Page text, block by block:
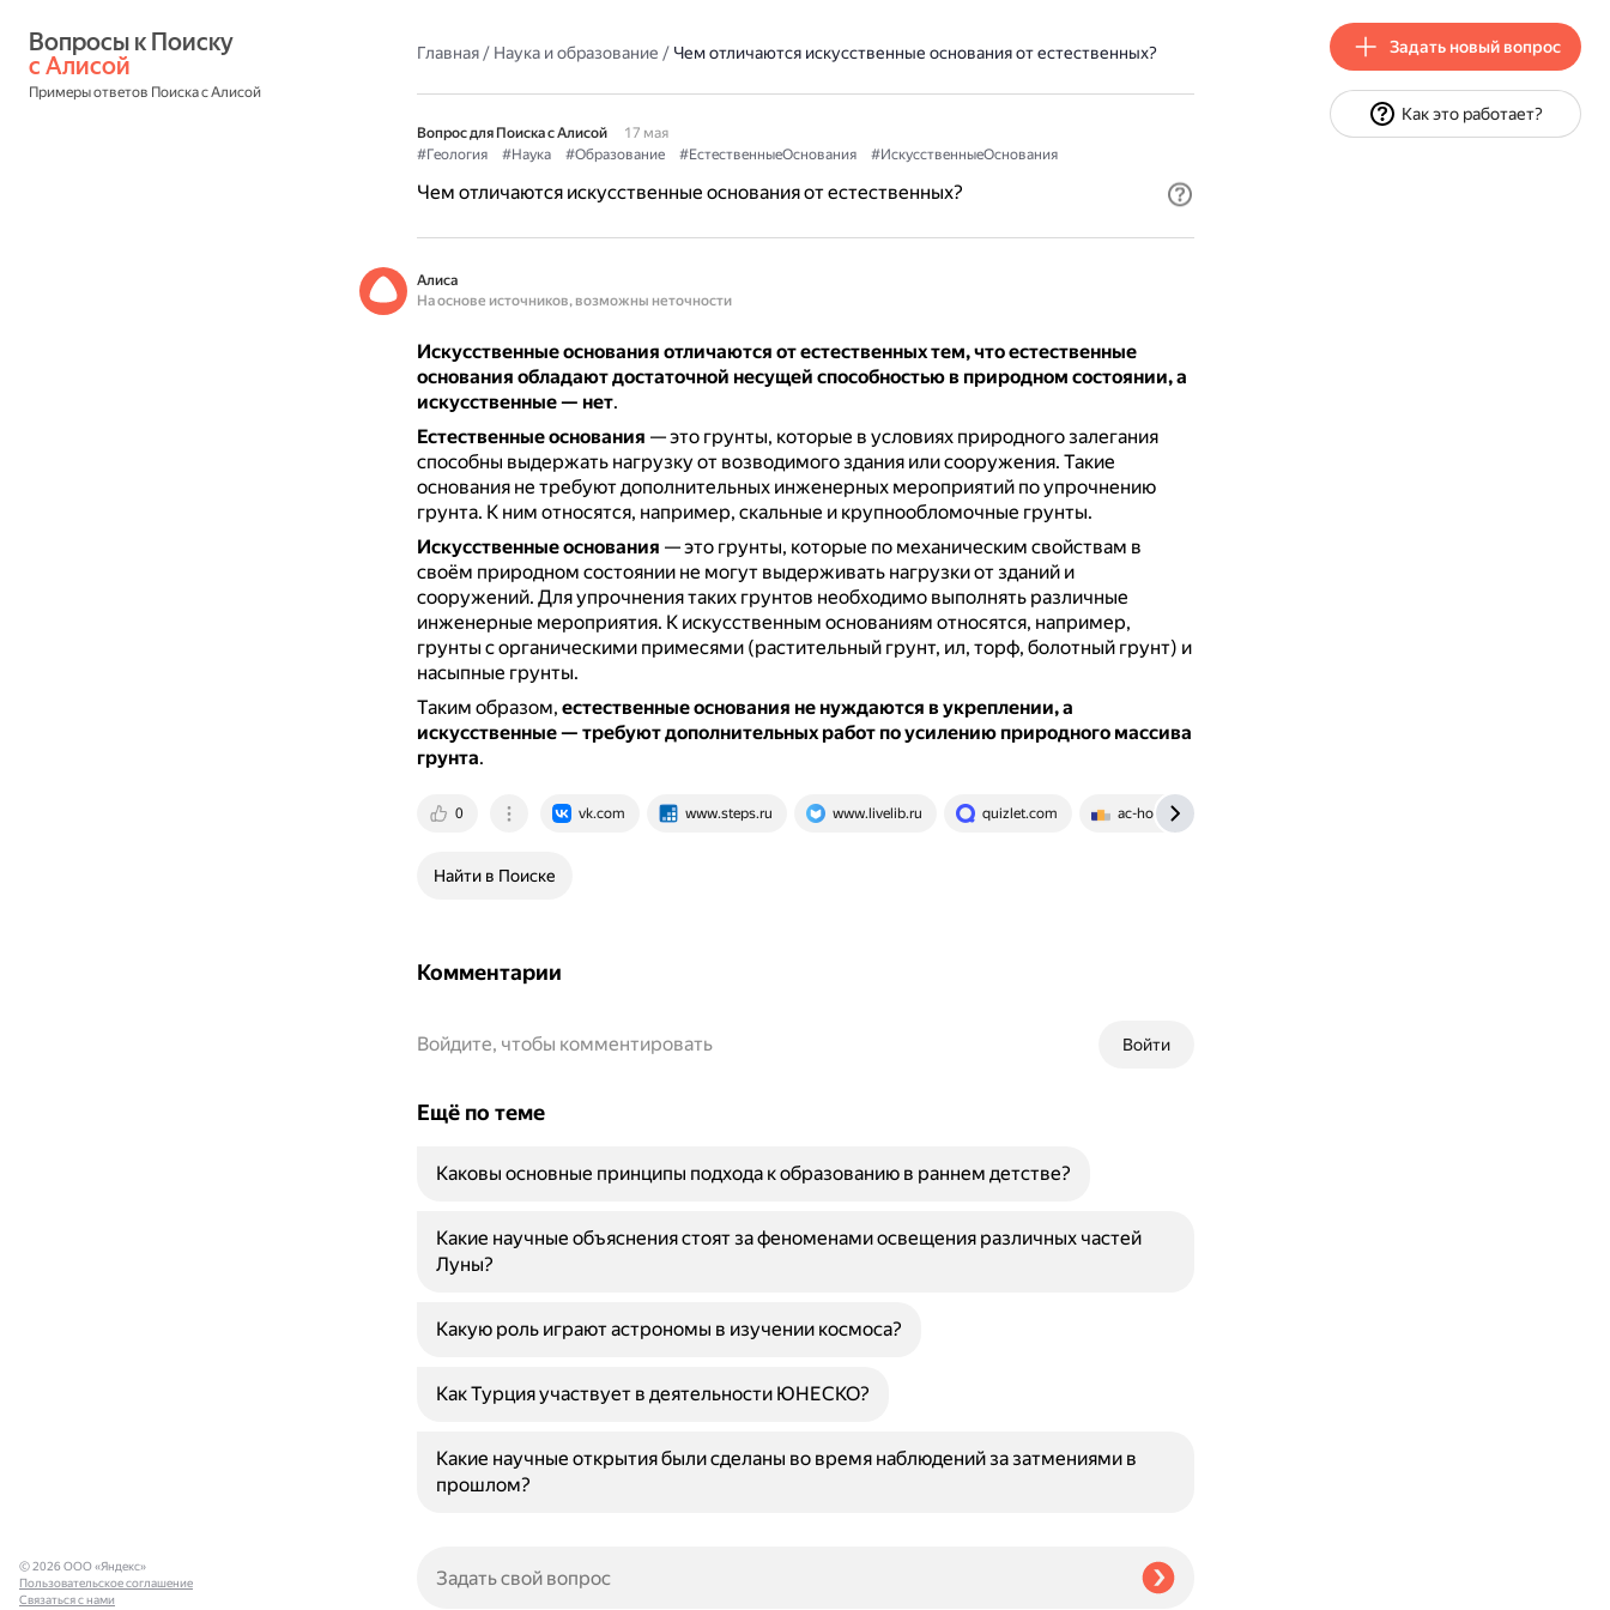
с Алисой
Примеры ответов Поиска с Алисой
Главная/ Наука и образование / Чем отличаются искусственные основания от естественных?
Вопрос для Поиска с Алисой
17 мая
#Геология
#Наука #Образование #ЕстественныеОснования #ИскусственныеОснования
Чем отличаются искусственные основания от естественных?
Алиса
На основе источников, возможны неточности
Искусственные основания отличаются от естественных тем, что естественные
основания обладают достаточной несущей способностью в природном состоянии, а
искусственные — нет.
Естественные основания — это грунты, которые в условиях природного залегания
способны выдержать нагрузку от возводимого здания или сооружения. Такие
основания не требуют дополнительных инженерных мероприятий по упрочнению
грунта. К ним относятся, например, скальные и крупнообломочные грунты.
Искусственные основания — это грунты, которые по механическим свойствам в
своём природном состоянии не могут выдерживать нагрузки от зданий и
сооружений. Для упрочнения таких грунтов необходимо выполнять различные
инженерные мероприятия. К искусственным основаниям относятся, например,
грунты с органическими примесями (растительный грунт, ил, торф, болотный грунт) и
насыпные грунты.
Таким образом, естественные основания не нуждаются в укреплении, а
искусственные — требуют дополнительных работ по усилению природного массива
грунта.
0 vk.com www.steps.ru www.livelib.ru quizlet.com ac-holding.ru
Найти в Поиске
Комментарии
Войти
Войдите, чтобы комментировать
Ещё по теме
Каковы основные принципы подхода к образованию в раннем детстве?
Какие научные объяснения стоят за феноменами освещения различных частей
Луны?
Какую роль играют астрономы в изучении космоса?
Как Турция участвует в деятельности ЮНЕСКО?
Какие научные открытия были сделаны во время наблюдений за затмениями в
прошлом?
© 2026 ООО «Яндекс»
Пользовательское соглашение
Связаться с нами
Задать новый вопрос
Как это работает?